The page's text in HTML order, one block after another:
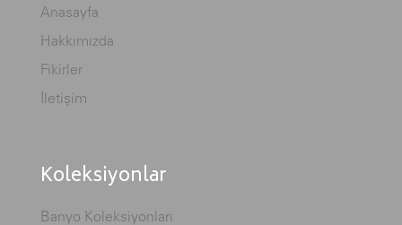
Anasayfa
Hakkımızda
Fikirler
İletişim
Koleksiyonlar
Banyo Koleksiyonları